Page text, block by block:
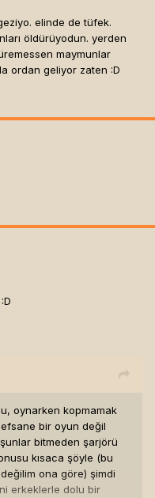
elinde de tüfek.
öldürüyodun. yerden
maymunlar
ordan geliyor zaten :D
oynarken kopmamak
bir oyun değil
bitmeden şarjörü
kısaca şöyle (bu
ona göre) şimdi
erkeklerle dolu bir